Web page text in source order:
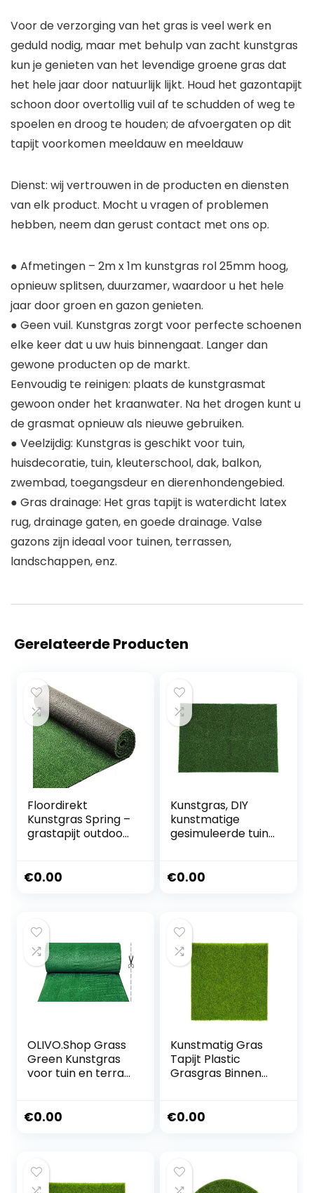
Voor de verzorging van het gras is veel werk en
geduld nodig, maar met behulp van zacht kunstgras
kun je genieten van het levendige groene gras dat
het hele jaar door natuurlijk lijkt. Houd het gazontapijt
schoon door overtollig vuil af te schudden of weg te
spoelen en droog te houden; de afvoergaten op dit
tapijt voorkomen meeldauw en meeldauw
Dienst: wij vertrouwen in de producten en diensten
van elk product. Mocht u vragen of problemen
hebben, neem dan gerust contact met ons op.
● Afmetingen – 2m x 1m kunstgras rol 25mm hoog,
opnieuw splitsen, duurzamer, waardoor u het hele
jaar door groen en gazon genieten.
● Geen vuil. Kunstgras zorgt voor perfecte schoenen
elke keer dat u uw huis binnengaat. Langer dan
gewone producten op de markt.
Eenvoudig te reinigen: plaats de kunstgrasmat
gewoon onder het kraanwater. Na het drogen kunt u
de grasmat opnieuw als nieuwe gebruiken.
● Veelzijdig: Kunstgras is geschikt voor tuin,
huisdecoratie, tuin, kleuterschool, dak, balkon,
zwembad, toegangsdeur en dierenhondengebied.
● Gras drainage: Het gras tapijt is waterdicht latex
rug, drainage gaten, en goede drainage. Valse
gazons zijn ideaal voor tuinen, terrassen,
landschappen, enz.
Gerelateerde Producten
Floordirekt
Kunstgras Spring –
grastapijt outdoor
terras – rolgras
(100 x 200 cm, 10
mm, groen)
€0.00
Kunstgras, DIY
kunstmatige
gesimuleerde tuin
landschap
€0.00
OLIVO.Shop Grass
Green Kunstgras
voor tuin en terras,
wielen,
€0.00
Kunstmatig Gras
Tapijt Plastic
Grasgras Binnen
Micro Ornament
€0.00